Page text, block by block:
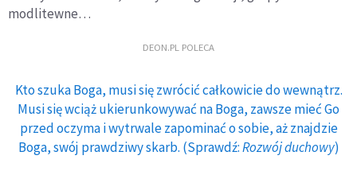
modlitewne…
DEON.PL POLECA
Kto szuka Boga, musi się zwrócić całkowicie do wewnątrz.
Musi się wciąż ukierunkowywać na Boga, zawsze mieć Go
przed oczyma i wytrwale zapominać o sobie, aż znajdzie
Boga, swój prawdziwy skarb. (Sprawdź:Rozwój duchowy)